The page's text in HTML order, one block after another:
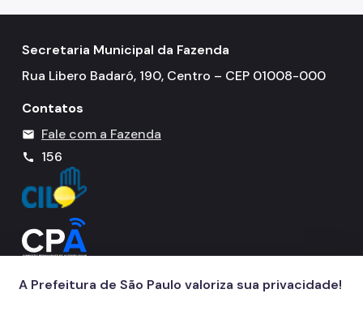
Secretaria Municipal da Fazenda
Rua Libero Badaró, 190, Centro – CEP 01008-000
Contatos
mail Fale com a Fazenda
call 156
A Prefeitura de São Paulo valoriza sua privacidade!